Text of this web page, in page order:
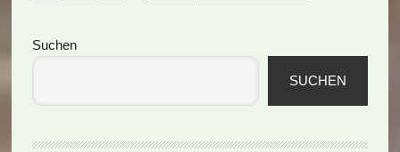
Seitenspalte
Suchen
SUCHEN